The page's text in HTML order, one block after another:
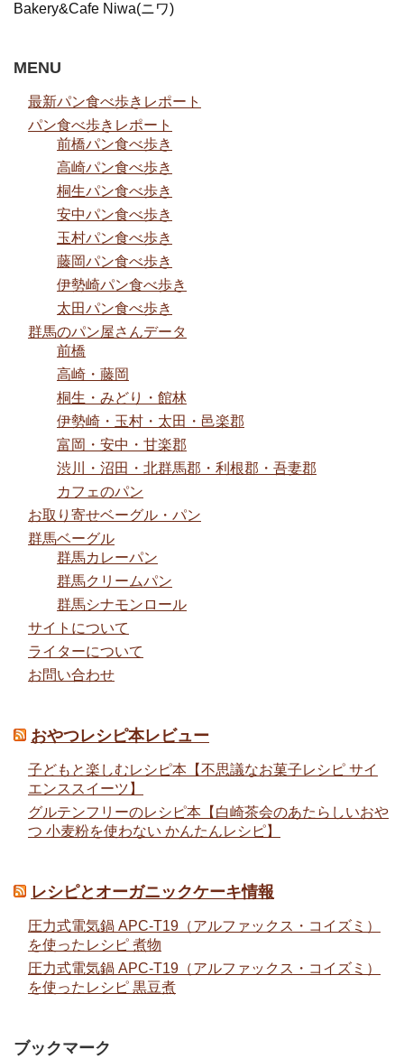
Bakery&Cafe Niwa(ニワ)
MENU
最新パン食べ歩きレポート
パン食べ歩きレポート
前橋パン食べ歩き
高崎パン食べ歩き
桐生パン食べ歩き
安中パン食べ歩き
玉村パン食べ歩き
藤岡パン食べ歩き
伊勢崎パン食べ歩き
太田パン食べ歩き
群馬のパン屋さんデータ
前橋
高崎・藤岡
桐生・みどり・館林
伊勢崎・玉村・太田・邑楽郡
富岡・安中・甘楽郡
渋川・沼田・北群馬郡・利根郡・吾妻郡
カフェのパン
お取り寄せベーグル・パン
群馬ベーグル
群馬カレーパン
群馬クリームパン
群馬シナモンロール
サイトについて
ライターについて
お問い合わせ
おやつレシピ本レビュー
子どもと楽しむレシピ本【不思議なお菓子レシピ サイ
エンススイーツ】
グルテンフリーのレシピ本【白崎茶会のあたらしいおや
つ 小麦粉を使わない かんたんレシピ】
レシピとオーガニックケーキ情報
圧力式電気鍋 APC-T19（アルファックス・コイズミ）
を使ったレシピ 煮物
圧力式電気鍋 APC-T19（アルファックス・コイズミ）
を使ったレシピ 黒豆煮
ブックマーク